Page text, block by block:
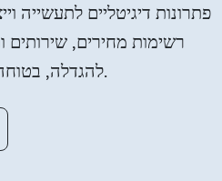
פתרונות דיגיטליים לתעשייה
להגדלה, בטוחה ומושלמת עבור לקוחות בינלאומיים.